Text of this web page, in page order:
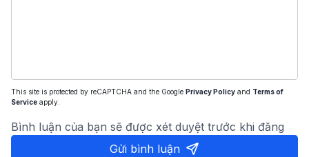
This site is protected by reCAPTCHA and the Google Privacy Policy and Terms of
Service apply.
Bình luận của bạn sẽ được xét duyệt trước khi đăng
Gửi bình luận